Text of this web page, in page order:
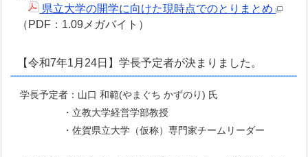
県立大学の開学に向けた現時点でのとりまとめ
（PDF：1.09メガバイト）
【令和7年1月24日】学長予定者が決まりました。
学長予定者：山口 和範(やまぐち かずのり) 氏
・立教大学経営学部教授
・佐賀県立大学（仮称）専門家チームリーダー